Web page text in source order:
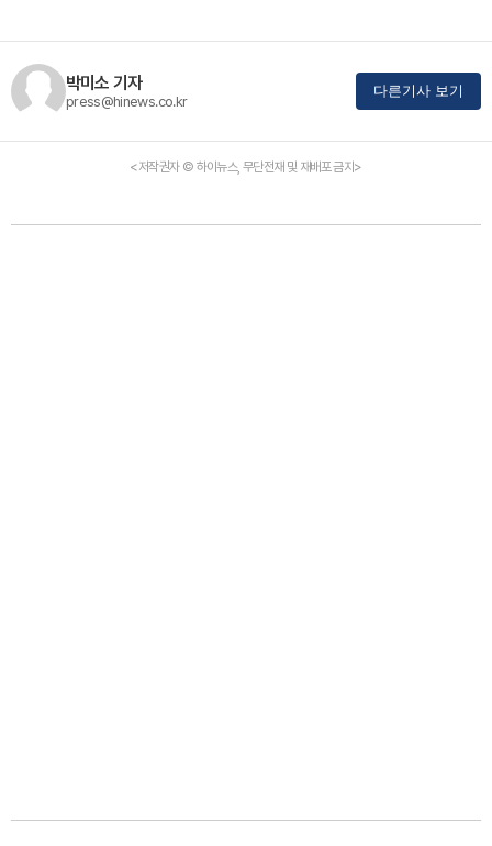
박미소 기자
press@hinews.co.kr
다른기사 보기
<저작권자 © 하이뉴스, 무단전재 및 재배포 금지>